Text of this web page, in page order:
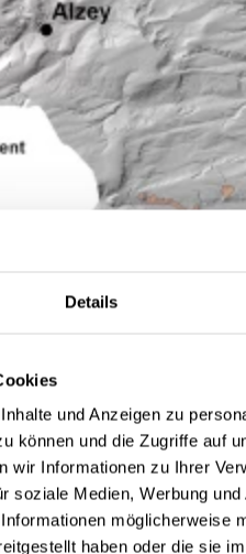
Details
und Anzeigen zu
können und die Zugriffe auf
wir Informationen zu Ihrer
soziale Medien, Werbung
möglicherweise
haben oder die sie